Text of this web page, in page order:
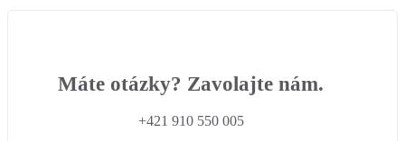
Máte otázky? Zavolajte nám.
+421 910 550 005